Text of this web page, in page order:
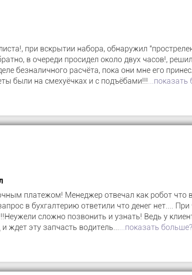
при вскрытии набора, обнаружил
в очереди просидел около двух часов!,
безналичного расчёта, пока они мне его
были на смехуёчках и с подъёбами!!!
платежом! Менеджер отвечал как робот что
в бухгалтерию ответили что денег нет....
сложно позвонить и узнать! Ведь у
эту запчасть водитель......показать больше?